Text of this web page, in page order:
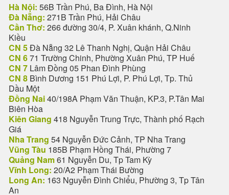
Hà Nội: 56B Trần Phú, Ba Đình, Hà Nội
Đà Nẵng: 271B Trần Phú, Hải Châu
Cần Thơ: 266 đường 30/4, P. Xuân khánh, Q.Ninh
Kiều
CN 5Đà Nẵng 32 Lê Thanh Nghị, Quận Hải Châu
CN 671 Trường Chinh, Phường Xuân Phú, TP Huế
CN 7 Lâm Đồng 05 Phan Đình Phùng
CN 8 Bình Dương 151 Phú Lợi, P. Phú Lợi, Tp. Thủ
Dầu Một
Đồng Nai40/198A Phạm Văn Thuận, KP.3, P.Tân Mai
Biên Hòa
Kiên Giang 418 Nguyễn Trung Trực, Thành phố Rạch
Giá
Nha Trang 54 Nguyễn Đức Cảnh, TP Nha Trang
Vũng Tàu 185B Phạm Hồng Thái, Phường 7
Quảng Nam61 Nguyễn Du, Tp Tam Kỳ
Vĩnh Long: 20/A2 Phạm Thái Bường
Long An: 163 Nguyễn Đình Chiểu, Phường 3, Tp Tân
An